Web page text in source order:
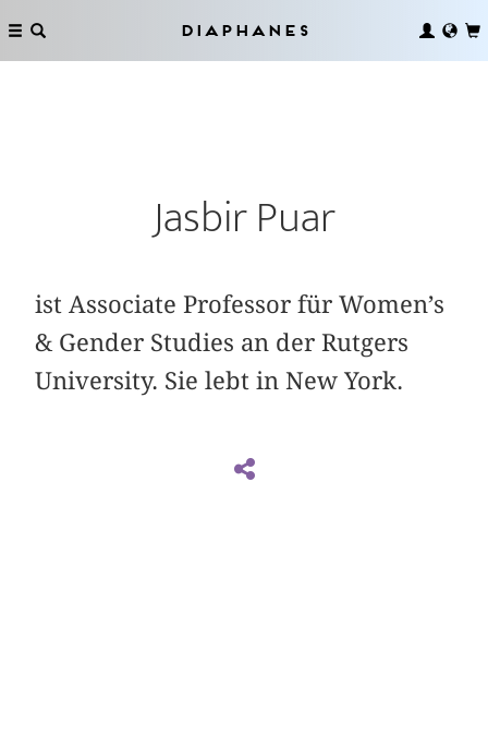
Diaphanes
Jasbir Puar
ist Associate Professor für Women’s
& Gender Studies an der Rutgers
University. Sie lebt in New York.